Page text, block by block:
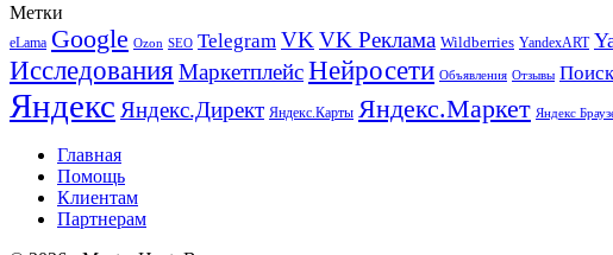
Метки
eLama Google Ozon SEO Telegram VK VK Реклама Wildberries YandexART
Исследования МаркетплейсНейросети Объявления Отзывы Поиск
Яндекс Яндекс.Директ Яндекс.Карты Яндекс.Маркет Яндекс
Главная
Помощь
Клиентам
Партнерам